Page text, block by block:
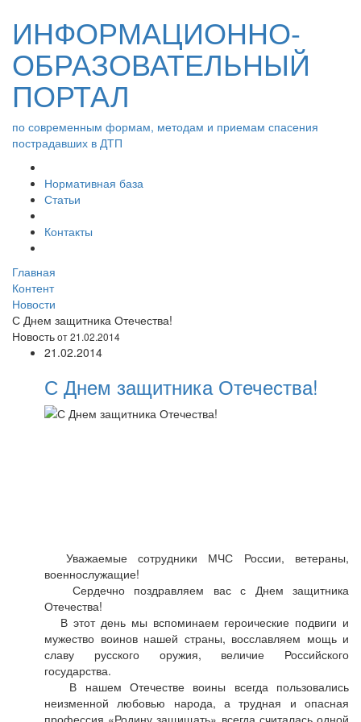
ИНФОРМАЦИОННО-
ОБРАЗОВАТЕЛЬНЫЙ
ПОРТАЛ
по современным формам, методам и приемам спасения
пострадавших в ДТП
Нормативная база
Статьи
Контакты
Главная
Контент
Новости
С Днем защитника Отечества!
Новостьот 21.02.2014
21.02.2014
С Днем защитника Отечества!
Уважаемые сотрудники МЧС России, ветераны,
военнослужащие!
Сердечно поздравляем вас с Днем защитника
Отечества!
В этот день мы вспоминаем героические подвиги и
мужество воинов нашей страны, восславляем мощь и
славу русского оружия, величие Российского
государства.
В нашем Отечестве воины всегда пользовались
неизменной любовью народа, а трудная и опасная
профессия «Родину защищать» всегда считалась одной